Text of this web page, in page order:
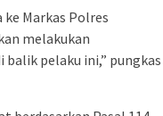
Markas Polres
melakukan
pelaku ini,” pungkas